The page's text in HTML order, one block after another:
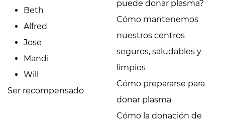
Beth
Alfred
Jose
Mandi
Will
Ser recompensado
puede donar plasma?
Cómo mantenemos
nuestros centros
seguros, saludables y
limpios
Cómo prepararse para
donar plasma
Cómo la donación de